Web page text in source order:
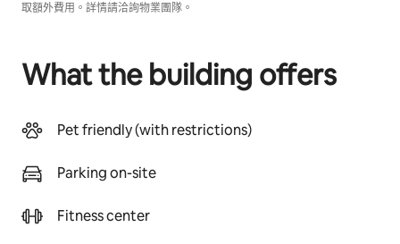
取額外費用。詳情請洽詢物業團隊。
What the building offers
Pet friendly (with restrictions)
Parking on-site
Fitness center